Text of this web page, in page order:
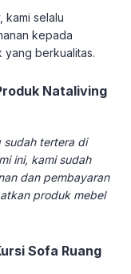
kami selalu
kepada
yang berkualitas.
Nataliving
sudah tertera di
ini, kami sudah
dan pembayaran
produk mebel
Sofa Ruang